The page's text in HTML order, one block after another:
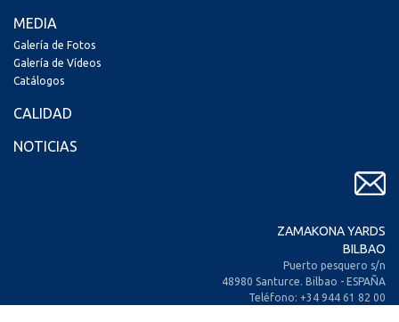
MEDIA
Galería de Fotos
Galería de Vídeos
Catálogos
CALIDAD
NOTICIAS
ZAMAKONA YARDS
BILBAO
Puerto pesquero s/n
48980 Santurce. Bilbao - ESPAÑA
Teléfono: +34 944 61 82 00